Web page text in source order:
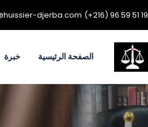
djerba.com (+216) 96 59 51 19
الصفحة الرئيسية خبرة